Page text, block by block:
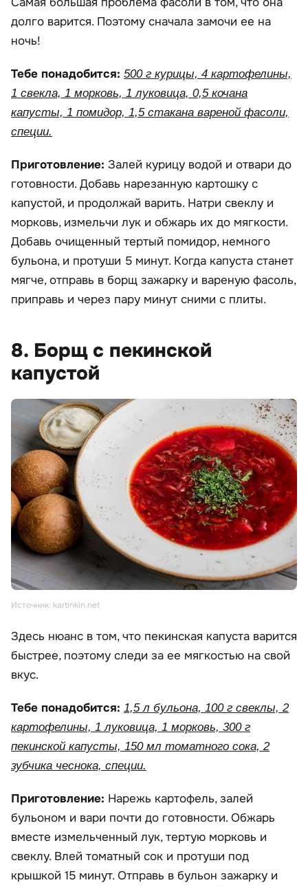
долго варится. Поэтому сначала замочи ее на
ночь!
Тебе понадобится: 500 г курицы, 4 картофелины,
1 свекла, 1 морковь, 1 луковица, 0,5 кочана
капусты, 1 помидор, 1,5 стакана вареной фасоли,
специи.
Приготовление: Залей курицу водой и отвари до
готовности. Добавь нарезанную картошку с
капустой, и продолжай варить. Натри свеклу и
морковь, измельчи лук и обжарь их до мягкости.
Добавь очищенный тертый помидор, немного
бульона, и протуши 5 минут. Когда капуста станет
мягче, отправь в борщ зажарку и вареную фасоль,
приправь и через пару минут сними с плиты.
8. Борщ с пекинской
капустой
Источник: kartinkin.net
Здесь нюанс в том, что пекинская капуста варится
быстрее, поэтому следи за ее мягкостью на свой
вкус.
Тебе понадобится: 1,5 л бульона, 100 г свеклы, 2
картофелины, 1 луковица, 1 морковь, 300 г
пекинской капусты, 150 мл томатного сока, 2
зубчика чеснока, специи.
Приготовление: Нарежь картофель, залей
бульоном и вари почти до готовности. Обжарь
вместе измельченный лук, тертую морковь и
свеклу. Влей томатный сок и протуши под
крышкой 15 минут. Отправь в бульон зажарку и